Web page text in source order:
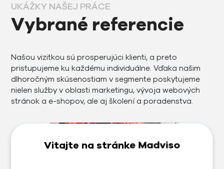
UKÁŽKY NAŠEJ PRÁCE
Vybrané referencie
Našou vizitkou sú prosperujúci klienti, a preto
pristupujeme ku každému individuálne. Vďaka našim
dlhoročným skúsenostiam v segmente poskytujeme
nielen služby v oblasti marketingu, vývoja webových
stránok a e-shopov, ale aj školení a poradenstva.
Vitajte na stránke Madviso